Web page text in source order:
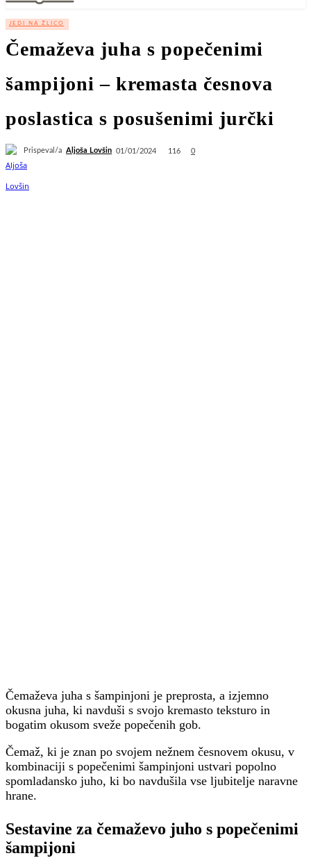
JEDI NA ŽLICO
Čemaževa juha s popečenimi
šampijoni – kremasta česnova
poslastica s posušenimi jurčki
Prispeval/a Aljoša Lovšin 01/01/2024 116 0
Čemaževa juha s šampinjoni je preprosta, a izjemno
okusna juha, ki navduši s svojo kremasto teksturo in
bogatim okusom sveže popečenih gob.
Čemaž, ki je znan po svojem nežnem česnovem okusu, v
kombinaciji s popečenimi šampinjoni ustvari popolno
spomladansko juho, ki bo navdušila vse ljubitelje naravne
hrane.
Sestavine za čemaževo juho s popečenimi
šampijoni